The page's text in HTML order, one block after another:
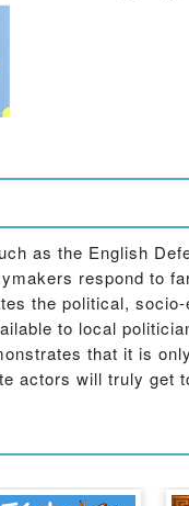
as the English
respond to
the political,
to local
that it is
actors will truly get